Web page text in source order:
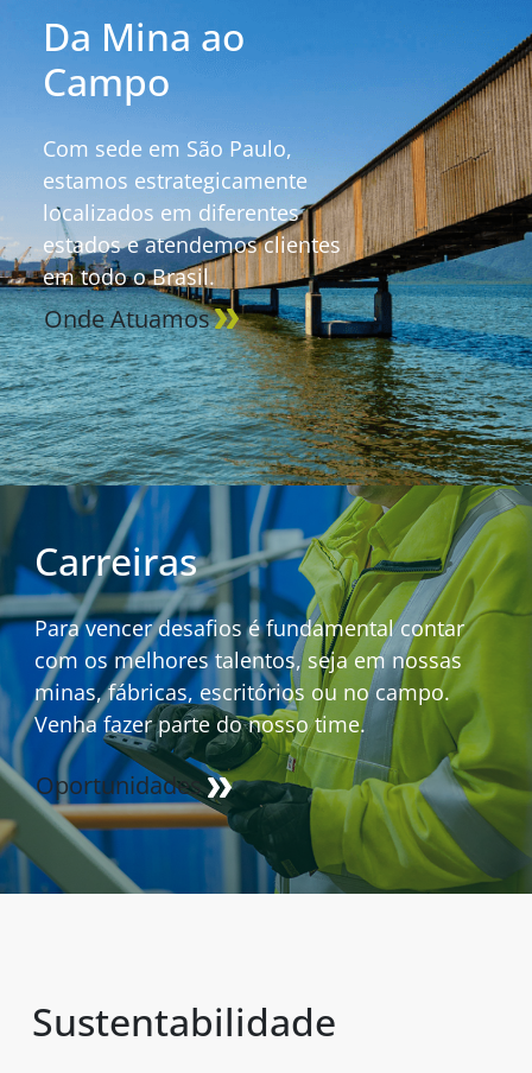
Da Mina ao
Campo
Com sede em São Paulo,
estamos estrategicamente
localizados em diferentes
estados e atendemos clientes
em todo o Brasil.
Onde Atuamos
Carreiras
Para vencer desafios é fundamental contar
com os melhores talentos, seja em nossas
minas, fábricas, escritórios ou no campo.
Venha fazer parte do nosso time.
Oportunidades
Sustentabilidade